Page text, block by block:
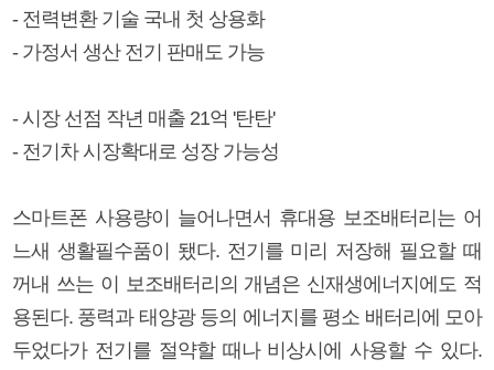
- 전력변환 기술 국내 첫 상용화
- 가정서 생산 전기 판매도 가능
- 시장 선점 작년 매출 21억 '탄탄'
- 전기차 시장확대로 성장 가능성
스마트폰 사용량이 늘어나면서 휴대용 보조배터리는 어
느새 생활필수품이 됐다. 전기를 미리 저장해 필요할 때
꺼내 쓰는 이 보조배터리의 개념은 신재생에너지에도 적
용된다. 풍력과 태양광 등의 에너지를 평소 배터리에 모아
두었다가 전기를 절약할 때나 비상시에 사용할 수 있다.